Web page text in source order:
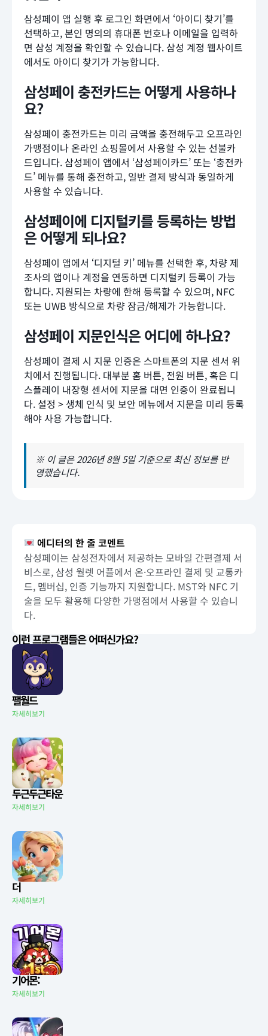
삼성페이 앱 실행 후 로그인 화면에서 ‘아이디 찾기’를
선택하고, 본인 명의의 휴대폰 번호나 이메일을 입력하
면 삼성 계정을 확인할 수 있습니다. 삼성 계정 웹사이트
에서도 아이디 찾기가 가능합니다.
삼성페이 충전카드는 어떻게 사용하나
요?
삼성페이 충전카드는 미리 금액을 충전해두고 오프라인
가맹점이나 온라인 쇼핑몰에서 사용할 수 있는 선불카
드입니다. 삼성페이 앱에서 ‘삼성페이카드’ 또는 ‘충전카
드’ 메뉴를 통해 충전하고, 일반 결제 방식과 동일하게
사용할 수 있습니다.
삼성페이에 디지털키를 등록하는 방법
은 어떻게 되나요?
삼성페이 앱에서 ‘디지털 키’ 메뉴를 선택한 후, 차량 제
조사의 앱이나 계정을 연동하면 디지털키 등록이 가능
합니다. 지원되는 차량에 한해 등록할 수 있으며, NFC
또는 UWB 방식으로 차량 잠금/해제가 가능합니다.
삼성페이 지문인식은 어디에 하나요?
삼성페이 결제 시 지문 인증은 스마트폰의 지문 센서 위
치에서 진행됩니다. 대부분 홈 버튼, 전원 버튼, 혹은 디
스플레이 내장형 센서에 지문을 대면 인증이 완료됩니
다. 설정 > 생체 인식 및 보안 메뉴에서 지문을 미리 등록
해야 사용 가능합니다.
※ 이 글은 2026년 8월 5일 기준으로 최신 정보를 반
영했습니다.
에디터의 한 줄 코멘트
삼성페이는 삼성전자에서 제공하는 모바일 간편결제 서
비스로, 삼성 월렛 어플에서 온·오프라인 결제 및 교통카
드, 멤버십, 인증 기능까지 지원합니다. MST와 NFC 기
술을 모두 활용해 다양한 가맹점에서 사용할 수 있습니
다.
이런 프로그램들은 어떠신가요?
팰월드
자세히보기
두근두근타운
자세히보기
더
자세히보기
기어몬:
자세히보기